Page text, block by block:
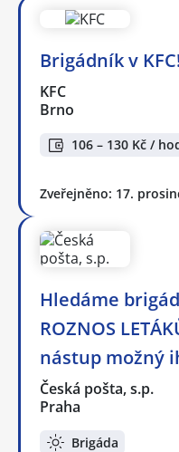
Brigádník v
KFC
Brno
106 – 130 Kč /
Zveřejněno: 17.
Hledáme
ROZNOS
nástup možný
Česká pošta, s.p.
Praha
Brigáda